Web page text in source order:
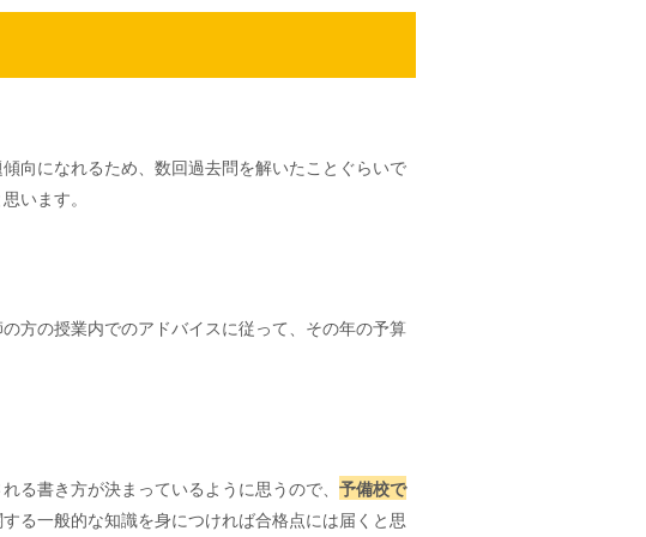
向になれるため、数回過去問を解いたことぐらいで
います。
方の授業内でのアドバイスに従って、その年の予算
る書き方が決まっているように思うので、 予備校で
る一般的な知識を身につければ合格点には届くと思